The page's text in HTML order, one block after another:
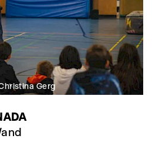
Gerg